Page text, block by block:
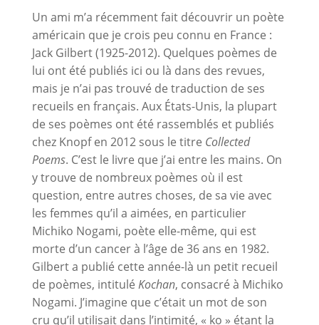
Un ami m’a récemment fait découvrir un poète
américain que je crois peu connu en France :
Jack Gilbert (1925-2012). Quelques poèmes de
lui ont été publiés ici ou là dans des revues,
mais je n’ai pas trouvé de traduction de ses
recueils en français. Aux États-Unis, la plupart
de ses poèmes ont été rassemblés et publiés
chez Knopf en 2012 sous le titre Collected
Poems. C’est le livre que j’ai entre les mains. On
y trouve de nombreux poèmes où il est
question, entre autres choses, de sa vie avec
les femmes qu’il a aimées, en particulier
Michiko Nogami, poète elle-même, qui est
morte d’un cancer à l’âge de 36 ans en 1982.
Gilbert a publié cette année-là un petit recueil
de poèmes, intitulé Kochan, consacré à Michiko
Nogami. J’imagine que c’était un mot de son
cru qu’il utilisait dans l’intimité, « ko » étant la